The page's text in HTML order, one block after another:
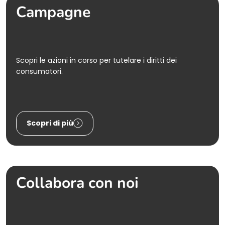
Campagne
Scopri le azioni in corso per tutelare i diritti dei
consumatori.
Scopri di più
Collabora con noi